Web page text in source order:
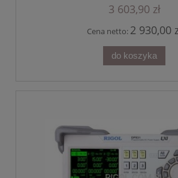
3 603,90 zł
Cena netto: 2 930,00
do koszyka